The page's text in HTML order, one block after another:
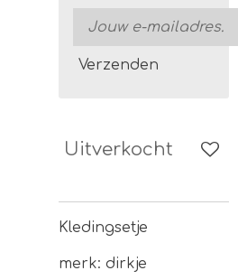
Verzenden
Uitverkocht
Kledingsetje
merk: dirkje